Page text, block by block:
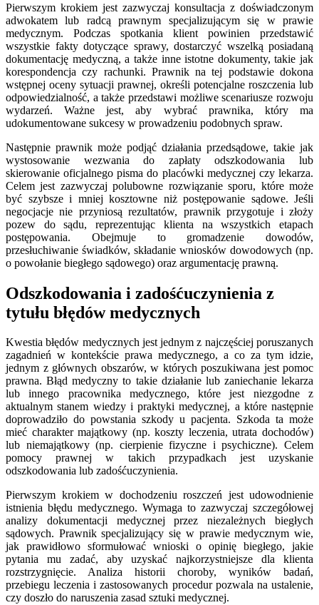
Pierwszym krokiem jest zazwyczaj konsultacja z doświadczonym
adwokatem lub radcą prawnym specjalizującym się w prawie
medycznym. Podczas spotkania klient powinien przedstawić
wszystkie fakty dotyczące sprawy, dostarczyć wszelką posiadaną
dokumentację medyczną, a także inne istotne dokumenty, takie jak
korespondencja czy rachunki. Prawnik na tej podstawie dokona
wstępnej oceny sytuacji prawnej, określi potencjalne roszczenia lub
odpowiedzialność, a także przedstawi możliwe scenariusze rozwoju
wydarzeń. Ważne jest, aby wybrać prawnika, który ma
udokumentowane sukcesy w prowadzeniu podobnych spraw.
Następnie prawnik może podjąć działania przedsądowe, takie jak
wystosowanie wezwania do zapłaty odszkodowania lub
skierowanie oficjalnego pisma do placówki medycznej czy lekarza.
Celem jest zazwyczaj polubowne rozwiązanie sporu, które może
być szybsze i mniej kosztowne niż postępowanie sądowe. Jeśli
negocjacje nie przyniosą rezultatów, prawnik przygotuje i złoży
pozew do sądu, reprezentując klienta na wszystkich etapach
postępowania. Obejmuje to gromadzenie dowodów,
przesłuchiwanie świadków, składanie wniosków dowodowych (np.
o powołanie biegłego sądowego) oraz argumentację prawną.
Odszkodowania i zadośćuczynienia z
tytułu błędów medycznych
Kwestia błędów medycznych jest jednym z najczęściej poruszanych
zagadnień w kontekście prawa medycznego, a co za tym idzie,
jednym z głównych obszarów, w których poszukiwana jest pomoc
prawna. Błąd medyczny to takie działanie lub zaniechanie lekarza
lub innego pracownika medycznego, które jest niezgodne z
aktualnym stanem wiedzy i praktyki medycznej, a które następnie
doprowadziło do powstania szkody u pacjenta. Szkoda ta może
mieć charakter majątkowy (np. koszty leczenia, utrata dochodów)
lub niemajątkowy (np. cierpienie fizyczne i psychiczne). Celem
pomocy prawnej w takich przypadkach jest uzyskanie
odszkodowania lub zadośćuczynienia.
Pierwszym krokiem w dochodzeniu roszczeń jest udowodnienie
istnienia błędu medycznego. Wymaga to zazwyczaj szczegółowej
analizy dokumentacji medycznej przez niezależnych biegłych
sądowych. Prawnik specjalizujący się w prawie medycznym wie,
jak prawidłowo sformułować wnioski o opinię biegłego, jakie
pytania mu zadać, aby uzyskać najkorzystniejsze dla klienta
rozstrzygnięcie. Analiza historii choroby, wyników badań,
przebiegu leczenia i zastosowanych procedur pozwala na ustalenie,
czy doszło do naruszenia zasad sztuki medycznej.